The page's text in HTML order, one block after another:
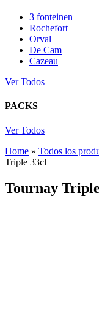
3 fonteinen
Rochefort
Orval
De Cam
Cazeau
Ver Todos
PACKS
Ver Todos
Home » Todos los
Triple 33cl
Tournay